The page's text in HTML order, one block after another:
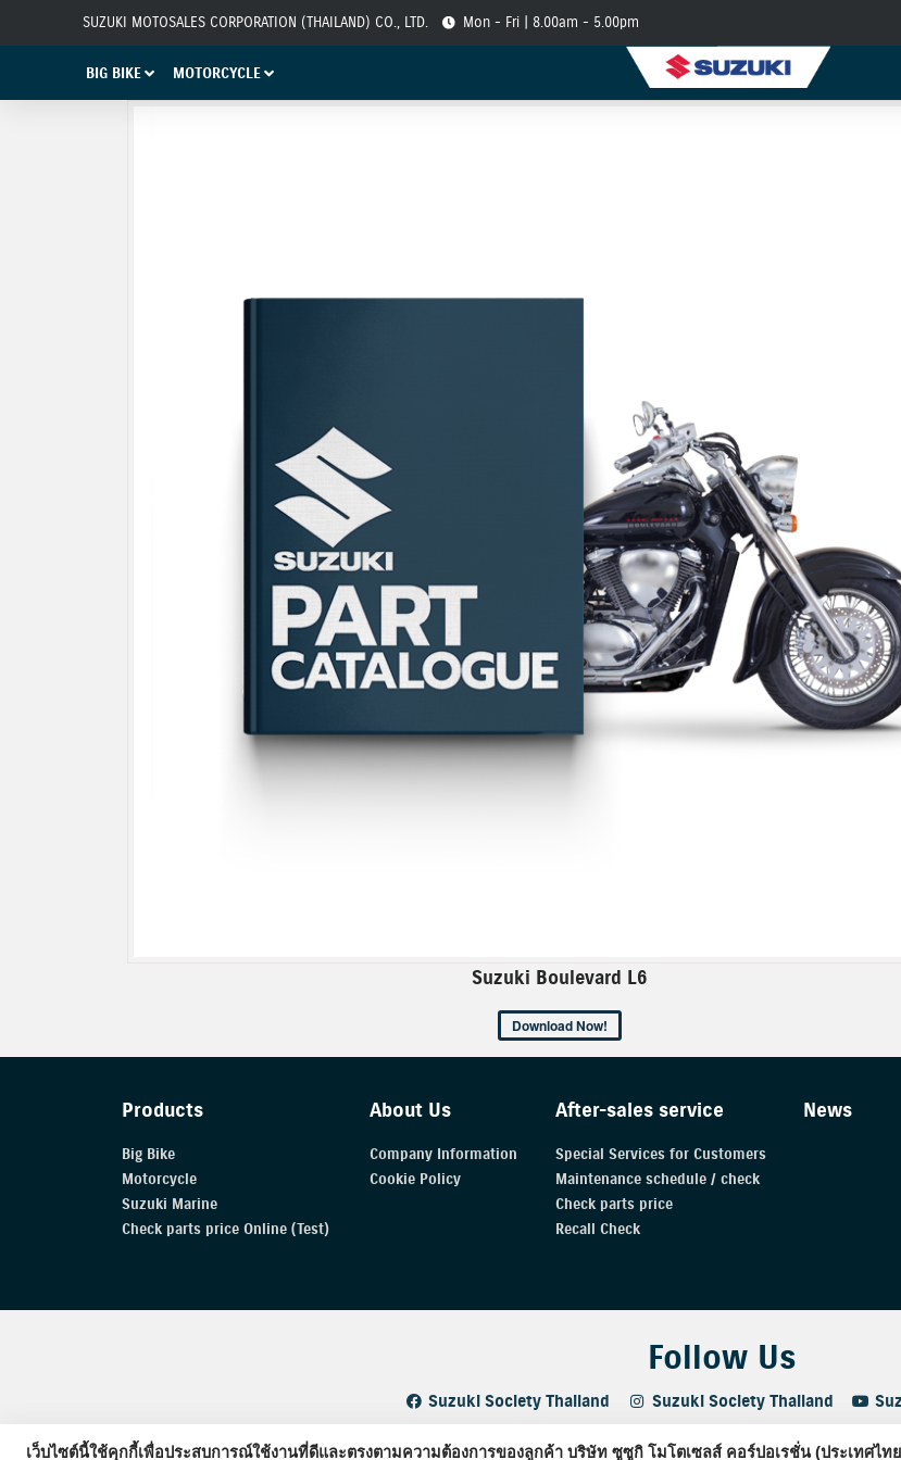
เว็บไซต์นี้ใช้คุกกี้เพื่อประสบการณ์ใช้งานที่ดีและตรงตามความต้องการของลูกค้า บริษัท ซูซูกิ โมโตเซลส์ คอร์ปอเรชั่น (ประเทศไท
SUZUKI MOTOSALES CORPORATION (THAILAND) CO., LTD. Mon - Fri | 8.00am - 5.00pm
BIG BIKE MOTORCYCLE
Suzuki Boulevard L6
Download Now!
Products
Big Bike
Motorcycle
Suzuki Marine
Check parts price Online (Test)
About Us
Company Information
Cookie Policy
After-sales service
Special Services for Customers
Maintenance schedule / check
Check parts price
Recall Check
News
Follow Us
Suzuki Society Thailand Suzuki Society Thailand
Copyright © 2021 SUZUKI MOTOSALES CORPORATION (THAILAND)